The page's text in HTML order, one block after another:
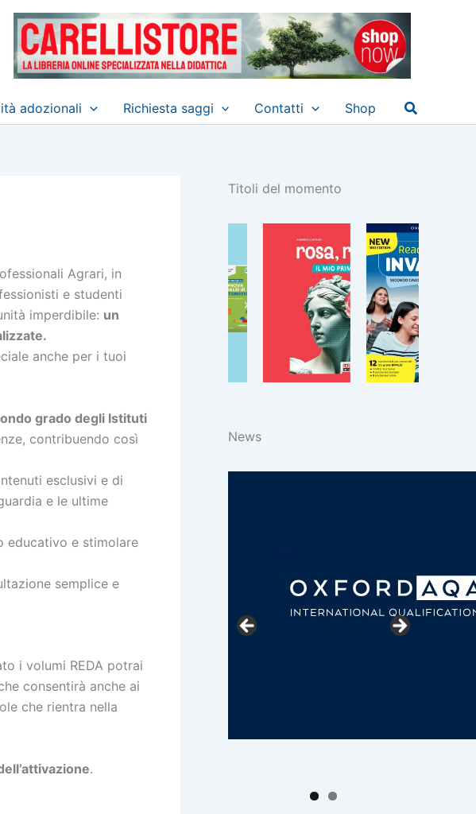
adozionali Richiesta saggi Contatti Shop Cerca
Agrari, in
e studenti
imperdibile: un
anche per i tuoi
grado degli Istituti
contribuendo così
esclusivi e di
e le ultime
educativo e stimolare
semplice e
i volumi REDA potrai
consentirà anche ai
che rientra nella
.
Titoli del momento
News